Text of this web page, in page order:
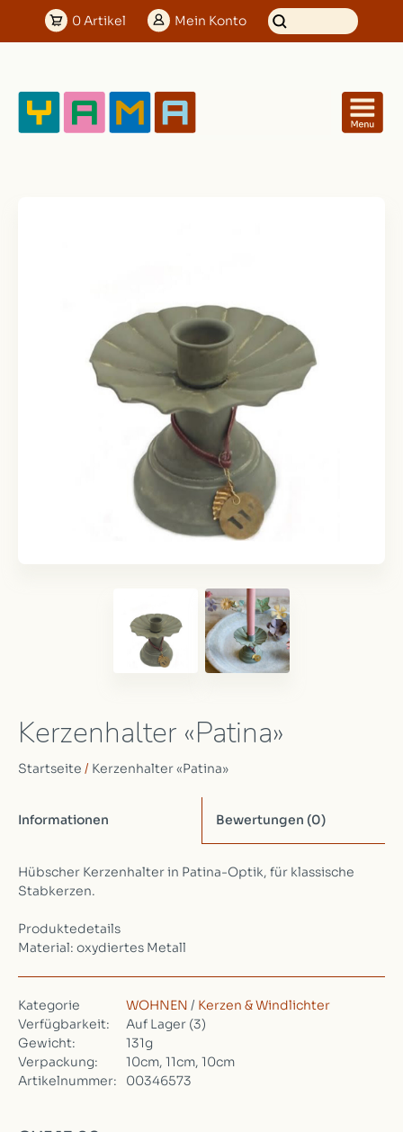
0Artikel Mein Konto
Kerzenhalter «Patina»
Startseite / Kerzenhalter «Patina»
Informationen Bewertungen (0)
Hübscher Kerzenhalter in Patina-Optik, für klassische
Stabkerzen.
Produktedetails
Material: oxydiertes Metall
Kategorie WOHNEN / Kerzen & Windlichter
Verfügbarkeit:
Auf Lager (3)
Gewicht:
131g
Verpackung:
10cm, 11cm, 10cm
Artikelnummer:
00346573